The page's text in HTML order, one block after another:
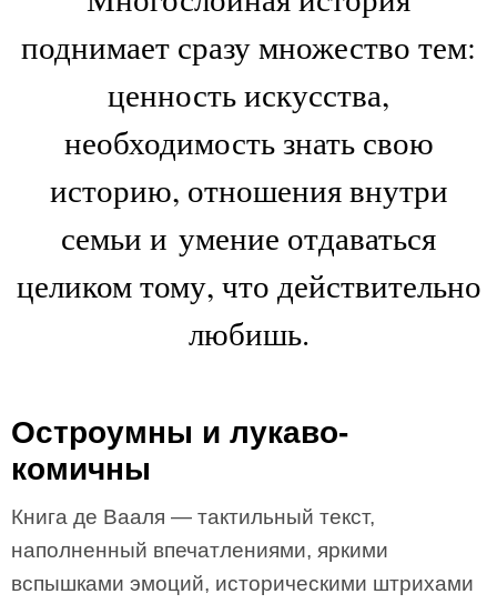
поднимает сразу множество тем:
ценность искусства,
необходимость знать свою
историю, отношения внутри
семьи и умение отдаваться
целиком тому, что действительно
любишь.
Остроумны и лукаво-
комичны
Книга де Вааля — тактильный текст,
наполненный впечатлениями, яркими
вспышками эмоций, историческими штрихами